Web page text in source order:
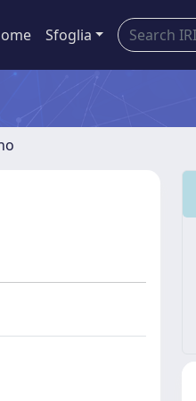
Sfoglia